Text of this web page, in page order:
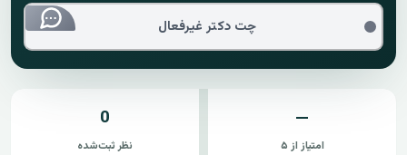
چت دکتر غیرفعال
—
امتیاز از ۵
0
نظر ثبت‌شده